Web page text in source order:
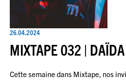
26.04.2024
MIXTAPE 032 | DAÏDA
Cette semaine dans Mixtape, nos